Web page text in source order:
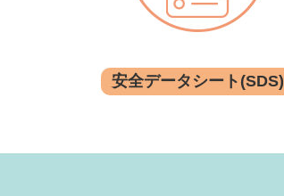
安全データシート(SDS)